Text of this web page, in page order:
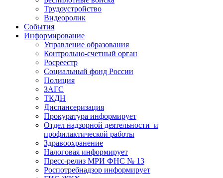
Трудоустройство
Видеоролик
События
Информирование
Управление образования
Контрольно-счетный орган
Росреестр
Социальный фонд России
Полиция
ЗАГС
ТКДН
Диспансеризация
Прокуратура информирует
Отдел надзорной деятельности и
профилактической работы
Здравоохранение
Налоговая информирует
Пресс-релиз МРИ ФНС № 13
Роспотребнадзор информирует